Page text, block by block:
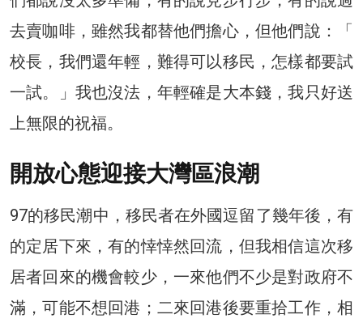
去賣咖啡，雖然我都替他們擔心，但他們說：「
校長，我們還年輕，難得可以移民，怎樣都要試
一試。」我也沒法，年輕確是大本錢，我只好送
上無限的祝福。
開放心態迎接大灣區浪潮
97的移民潮中，移民者在外國逗留了幾年後，有
的定居下來，有的悻悻然回流，但我相信這次移
居者回來的機會較少，一來他們不少是對政府不
滿，可能不想回港；二來回港後要重拾工作，相